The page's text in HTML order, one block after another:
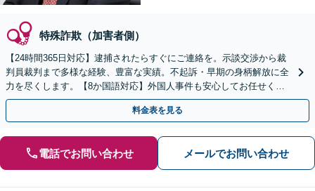
特殊詐欺（加害者側）
【24時間365日対応】逮捕されたらすぐにご連絡を。示談交渉から裁
判員裁判まで多様な経験、豊富な実績。不起訴・早期の身柄解放に全
力を尽くします。【8か国語対応】外国人事件も安心してお任せくだ
さい【初回相談30分無料】【電話・ビデオ面談可】
料金表を見る
電話でお問い合わせ メールでお問い合わせ